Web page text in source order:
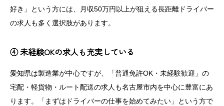
好き」という方には、月収50万円以上が狙える長距離ドライバー
の求人も多く選択肢があります。
④ 未経験OKの求人も充実している
愛知県は製造業が中心ですが、「普通免許OK・未経験歓迎」の
宅配・軽貨物・ルート配送の求人も名古屋市内を中心に豊富にあ
ります。「まずはドライバーの仕事を始めてみたい」という方で